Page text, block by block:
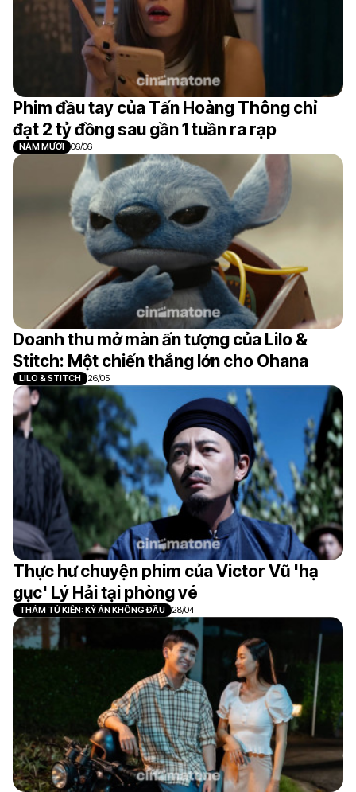
Phim đầu tay của Tấn Hoàng Thông chỉ
đạt 2 tỷ đồng sau gần 1 tuần ra rạp
NĂM MƯỜI 06/06
Doanh thu mở màn ấn tượng của Lilo &
Stitch: Một chiến thắng lớn cho Ohana
LILO & STITCH 26/05
Thực hư chuyện phim của Victor Vũ 'hạ
gục' Lý Hải tại phòng vé
THÁM TỬ KIÊN: KỲ ÁN KHÔNG ĐẦU 28/04